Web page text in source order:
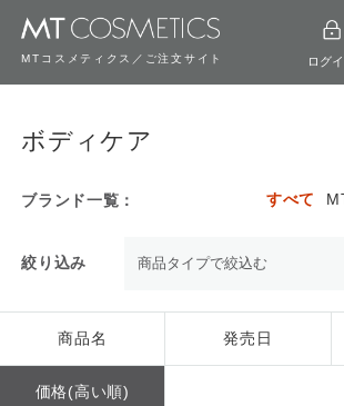
MTコスメティクス／ご注文サイト ログ
ボディケア
ブランド一覧： すべて
絞り込み
商品名 発売日
価格(高い順)